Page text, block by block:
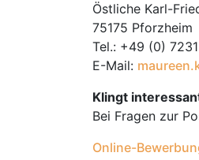
Östliche Karl-
75175 Pforzheim
Tel.: +49 (0)
E-Mail:
Klingt
Bei Fragen zur
Online-